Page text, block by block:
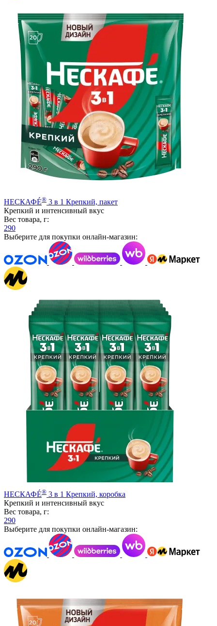
НЕСКАФÉ® 3 в 1 Крепкий, пакет
Крепкий и интенсивный вкус
Вес товара, г:
290
Выберите для покупки онлайн-магазин:
НЕСКАФÉ® 3 в 1 Крепкий, коробка
Крепкий и интенсивный вкус
Вес товара, г:
290
Выберите для покупки онлайн-магазин: